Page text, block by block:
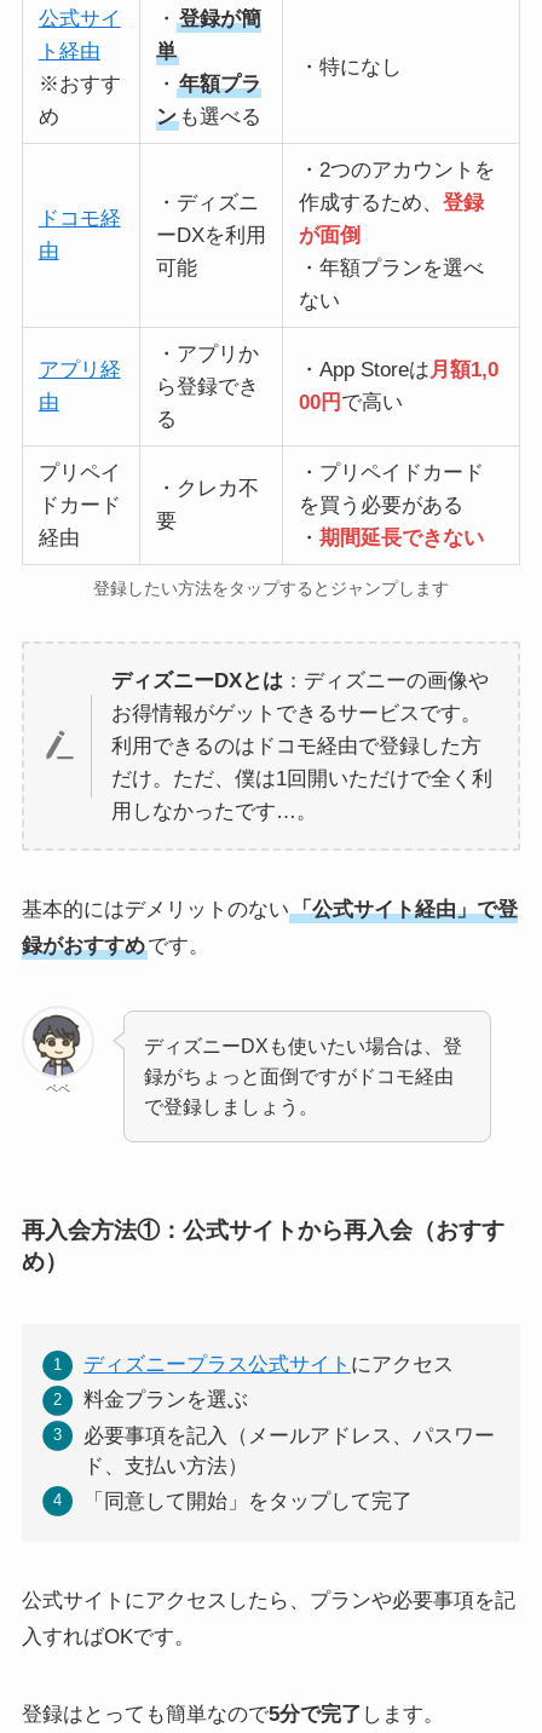
公式サイ
ト経由
※おすす
め
・ 登録が簡
単
・ 年額プラ
ンも選べる
・特になし
ドコモ経
由
・ディズニ
ーDXを利用
可能
・2つのアカウントを
作成するため、 登録
が面倒
・年額プランを選べ
ない
アプリ経
由
・アプリか
ら登録でき
る
・App Storeは 月額1,0
00円 で高い
プリペイ
ドカード
経由
・クレカ不
要
・プリペイドカード
を買う必要がある
・ 期間延長できない
登録したい方法をタップするとジャンプします
ディズニーDXとは ：ディズニーの画像や
お得情報がゲットできるサービスです。
利用できるのはドコモ経由で登録した方
だけ。ただ、僕は1回開いただけで全く利
用しなかったです…。
基本的にはデメリットのない「公式サイト経由」で登
録がおすすめです。
ペペ
ディズニーDXも使いたい場合は、登
録がちょっと面倒ですがドコモ経由
で登録しましょう。
再入会方法①：公式サイトから再入会（おすす
め）
ディズニープラス公式サイト にアクセス
料金プランを選ぶ
必要事項を記入（メールアドレス、パスワー
ド、支払い方法）
「同意して開始」をタップして完了
公式サイトにアクセスしたら、プランや必要事項を記
入すればOKです。
登録はとっても簡単なので5分で完了 します。